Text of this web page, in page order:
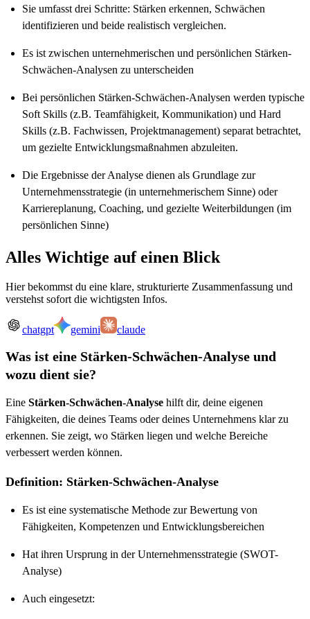
Sie umfasst drei Schritte: Stärken erkennen, Schwächen
identifizieren und beide realistisch vergleichen.
Es ist zwischen unternehmerischen und persönlichen Stärken-
Schwächen-Analysen zu unterscheiden
Bei persönlichen Stärken-Schwächen-Analysen werden typische
Soft Skills (z.B. Teamfähigkeit, Kommunikation) und Hard
Skills (z.B. Fachwissen, Projektmanagement) separat betrachtet,
um gezielte Entwicklungsmaßnahmen abzuleiten.
Die Ergebnisse der Analyse dienen als Grundlage zur
Unternehmensstrategie (in unternehmerischem Sinne) oder
Karriereplanung, Coaching, und gezielte Weiterbildungen (im
persönlichen Sinne)
Alles Wichtige auf einen Blick
Hier bekommst du eine klare, strukturierte Zusammenfassung und
verstehst sofort die wichtigsten Infos.
chatgpt gemini claude
Was ist eine Stärken-Schwächen-Analyse und
wozu dient sie?
Eine Stärken-Schwächen-Analyse hilft dir, deine eigenen
Fähigkeiten, die deines Teams oder deines Unternehmens klar zu
erkennen. Sie zeigt, wo Stärken liegen und welche Bereiche
verbessert werden können.
Definition: Stärken-Schwächen-Analyse
Es ist eine systematische Methode zur Bewertung von
Fähigkeiten, Kompetenzen und Entwicklungsbereichen
Hat ihren Ursprung in der Unternehmensstrategie (SWOT-
Analyse)
Auch eingesetzt: